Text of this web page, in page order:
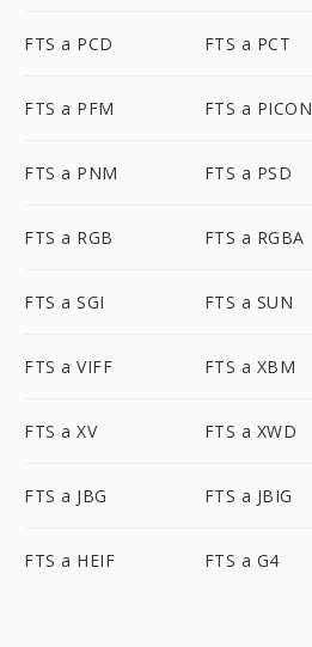
FTS a PCD FTS a PCT
FTS a PFM FTS a PICON
FTS a PNM FTS a PSD
FTS a RGB FTS a RGBA
FTS a SGI FTS a SUN
FTS a VIFF FTS a XBM
FTS a XV FTS a XWD
FTS a JBG FTS a JBIG
FTS a HEIF FTS a G4